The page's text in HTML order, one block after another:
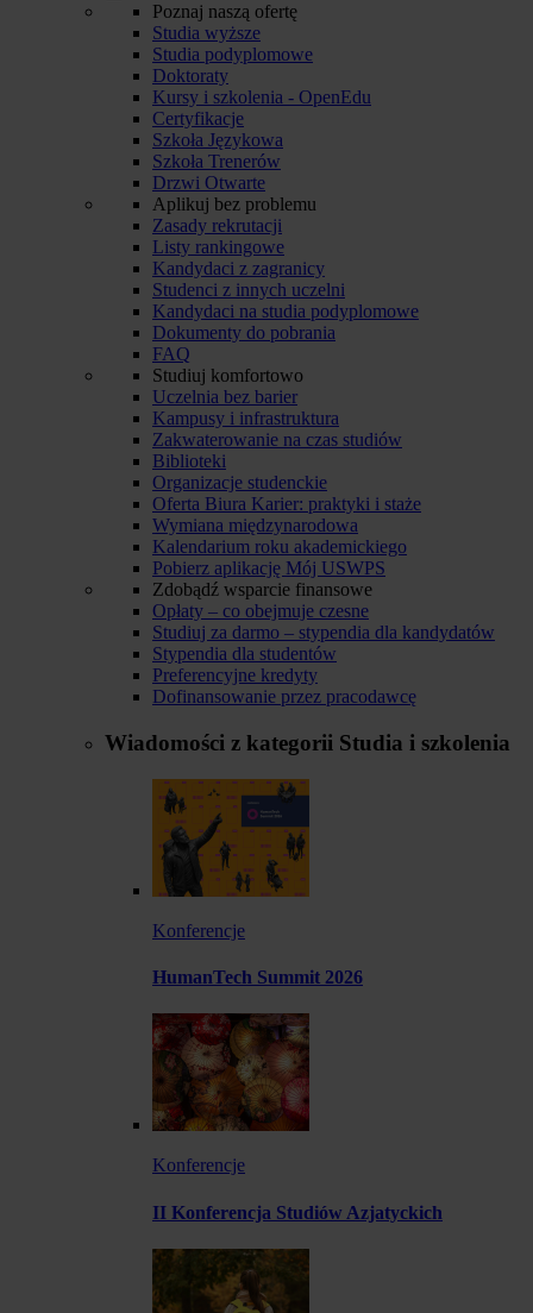
Poznaj naszą ofertę
Studia wyższe
Studia podyplomowe
Doktoraty
Kursy i szkolenia - OpenEdu
Certyfikacje
Szkoła Językowa
Szkoła Trenerów
Drzwi Otwarte
Aplikuj bez problemu
Zasady rekrutacji
Listy rankingowe
Kandydaci z zagranicy
Studenci z innych uczelni
Kandydaci na studia podyplomowe
Dokumenty do pobrania
FAQ
Studiuj komfortowo
Uczelnia bez barier
Kampusy i infrastruktura
Zakwaterowanie na czas studiów
Biblioteki
Organizacje studenckie
Oferta Biura Karier: praktyki i staże
Wymiana międzynarodowa
Kalendarium roku akademickiego
Pobierz aplikację Mój USWPS
Zdobądź wsparcie finansowe
Opłaty – co obejmuje czesne
Studiuj za darmo – stypendia dla kandydatów
Stypendia dla studentów
Preferencyjne kredyty
Dofinansowanie przez pracodawcę
Wiadomości z kategorii Studia i szkolenia
Konferencje
HumanTech Summit 2026
Konferencje
II Konferencja Studiów Azjatyckich